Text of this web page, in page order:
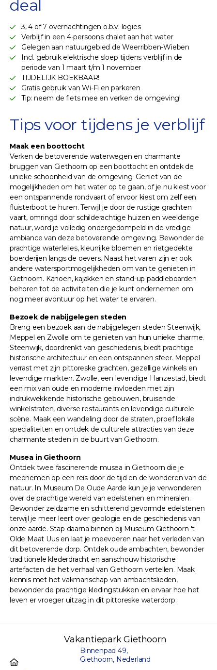
deal
3, 4 of 7 overnachtingen o.b.v. logies
Verblijf in een 4-persoons chalet aan het water
Gelegen aan natuurgebied de Weerribben-Wieben
Incl. gebruik elektrische sloep tijdens verblijf in de
periode van 1 maart t/m 1 november
TIJDELIJK BOEKBAAR!
Gratis gebruik van Wi-Fi en parkeren
Tip: neem de fiets mee en verken de omgeving!
Tips voor tijdens je verblijf
Maak een boottocht
Verken de betoverende waterwegen en charmante
bruggen van Giethoorn op een boottocht en ontdek de
unieke schoonheid van de omgeving. Geniet van de
mogelijkheden om het water op te gaan, of je nu kiest voor
een ontspannende rondvaart of ervoor kiest om zelf een
fluisterboot te huren. Terwijl je door de rustige grachten
vaart, omringd door schilderachtige huizen en weelderige
natuur, word je volledig ondergedompeld in de vredige
ambiance van deze betoverende omgeving. Bewonder de
prachtige waterlelies, kleurrijke bloemen en rietgedekte
boerderijen langs de oevers. Naast het varen zijn er ook
andere watersportmogelijkheden om van te genieten in
Giethoorn. Kanoën, kajakken en stand-up paddleboarden
behoren tot de activiteiten die je kunt ondernemen om
nog meer avontuur op het water te ervaren.
Bezoek de nabijgelegen steden
Breng een bezoek aan de nabijgelegen steden Steenwijk,
Meppel en Zwolle om te genieten van hun unieke charme.
Steenwijk, doordrenkt van geschiedenis, biedt prachtige
historische architectuur en een ontspannen sfeer. Meppel
verrast met zijn pittoreske grachten, gezellige winkels en
levendige markten. Zwolle, een levendige Hanzestad, biedt
een mix van oude en moderne invloeden met zijn
indrukwekkende historische gebouwen, bruisende
winkelstraten, diverse restaurants en levendige culturele
scène. Maak een wandeling door de straten, proef lokale
specialiteiten en ontdek de culturele attracties van deze
charmante steden in de buurt van Giethoorn.
Musea in Giethoorn
Ontdek twee fascinerende musea in Giethoorn die je
meenemen op een reis door de tijd en de wonderen van de
natuur. In Museum De Oude Aarde kun je je verwonderen
over de prachtige wereld van edelstenen en mineralen.
Bewonder zeldzame en schitterend gevormde edelstenen
terwijl je meer leert over geologie en de geschiedenis van
onze aarde. Stap daarna binnen bij Museum Giethoorn 't
Olde Maat Uus en laat je meevoeren naar het verleden van
dit betoverende dorp. Ontdek oude ambachten, bewonder
traditionele klederdracht en aanschouw historische
artefacten die het verhaal van Giethoorn vertellen. Maak
kennis met het vakmanschap van ambachtslieden,
bewonder de prachtige kledingstukken en ervaar hoe het
leven er vroeger uitzag in dit pittoreske waterdorp.
Vakantiepark Giethoorn
Binnenpad 49,
Giethoorn, Nederland